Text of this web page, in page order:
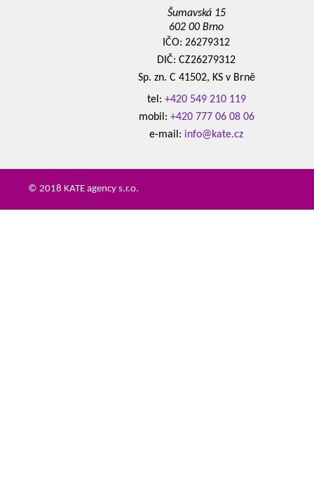
Šumavská 15
602 00 Brno
IČO: 26279312
DIČ: CZ26279312
Sp. zn. C 41502, KS v Brně
tel: +420 549 210 119
mobil: +420 777 06 08 06
e-mail: info@kate.cz
© 2018 KATE agency s.r.o.